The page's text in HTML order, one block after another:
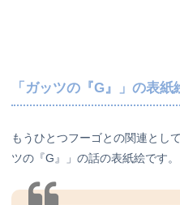
「ガッツの『G』」の表
もうひとつフーゴとの関連とし
ツの『G』」の話の表紙絵です。